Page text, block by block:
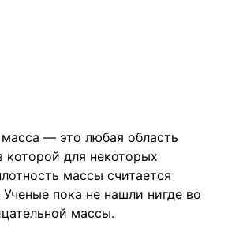
— это любая область
которой для некоторых
массы считается
пока не нашли нигде во
массы.